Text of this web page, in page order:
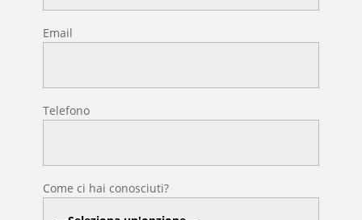
Email
Telefono
Come ci hai conosciuti?